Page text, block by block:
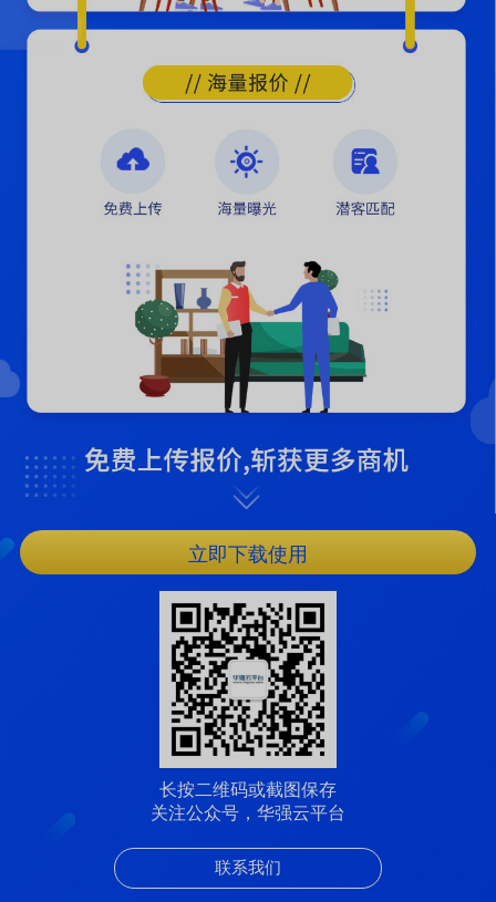
立即下载使用
长按二维码或截图保存
关注公众号，华强云平台
联系我们